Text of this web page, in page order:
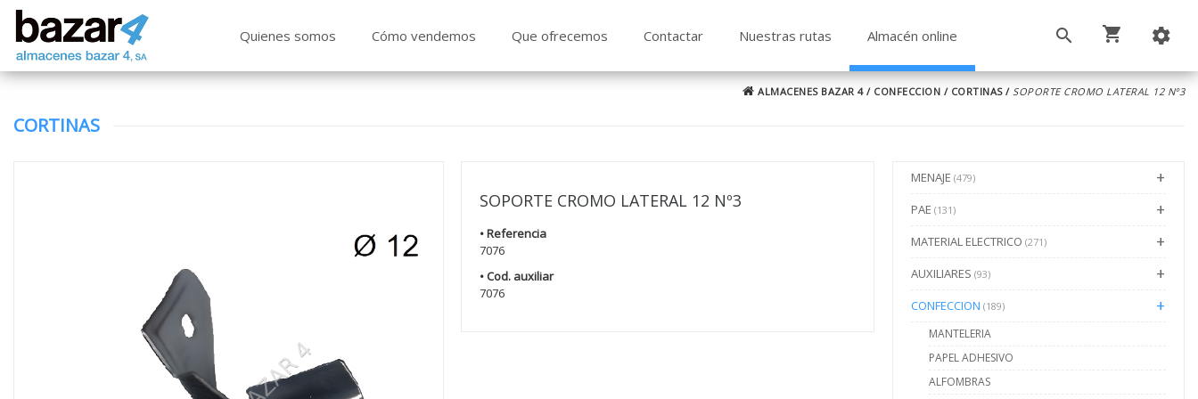
Quienes somos Cómo vendemos Que ofrecemos Contactar Nuestras rutas Almacén online
ALMACENES BAZAR 4/ CONFECCION / CORTINAS/ SOPORTE CROMO LATERAL 12 Nº3
CORTINAS
MENAJE (479)
PAE (131)
MATERIAL ELECTRICO (271)
AUXILIARES (93)
CONFECCION (189)
MANTELERIA
PAPEL ADHESIVO
ALFOMBRAS
SOPORTE CROMO LATERAL 12 Nº3
• Referencia
7076
• Cod. auxiliar
7076